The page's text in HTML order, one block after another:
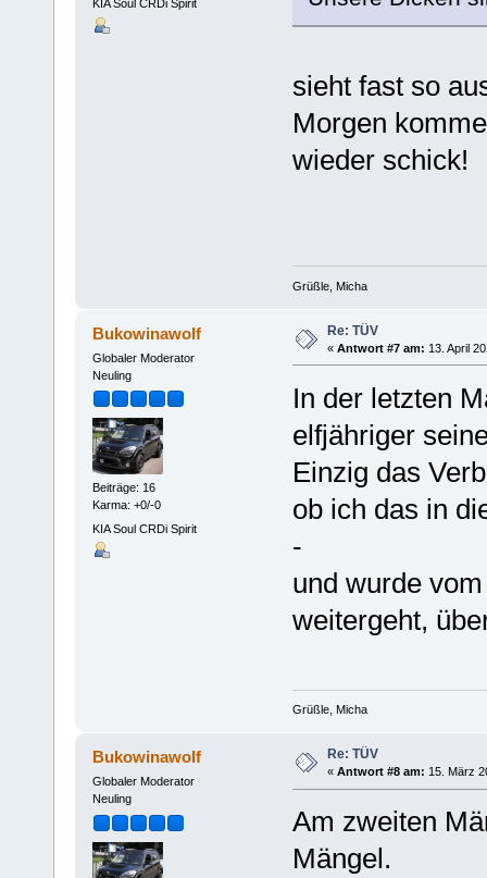
KIA Soul CRDi Spirit
sieht fast so
Morgen
wieder schick!
Grüßle, Micha
Bukowinawolf
Globaler Moderator
Neuling
Beiträge: 16
Karma: +0/-0
KIA Soul CRDi Spirit
Re: TÜV
« Antwort #7 am: 13. April
In der letzten
elfjähriger
Einzig das
ob ich das in
-
und wurde
weitergeht,
Grüßle, Micha
Bukowinawolf
Globaler Moderator
Neuling
Re: TÜV
« Antwort #8 am: 15. März
Am zweiten
Mängel.